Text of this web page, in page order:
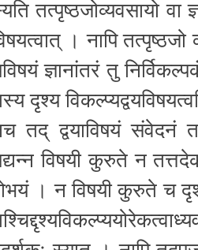
त­त्पृ­ष्ठ­जोव्य­व­सा­यो वा
। नापि
ज्ञा­नां­त­रं तु
दृश्य
तद् द्व­या­वि­ष­यं सं­वे­द­नं
विषयी कुरुते न
। नविषयी कुरुते च